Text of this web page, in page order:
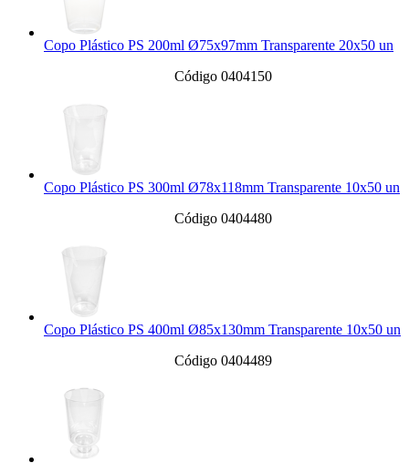
Copo Plástico PS 200ml Ø75x97mm Transparente 20x50 un
Código 0404150
Copo Plástico PS 300ml Ø78x118mm Transparente 10x50 un
Código 0404480
Copo Plástico PS 400ml Ø85x130mm Transparente 10x50 un
Código 0404489